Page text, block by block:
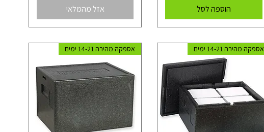
הוספה לסל אזל מהמלאי
אספקה מהירה 14-21 ימים אספקה מהירה 14-21 ימים